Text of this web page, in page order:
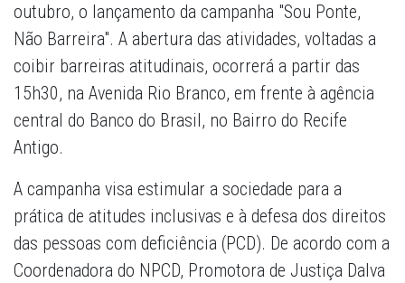
outubro, o lançamento da campanha "Sou Ponte,
Não Barreira". A abertura das atividades, voltadas a
coibir barreiras atitudinais, ocorrerá a partir das
15h30, na Avenida Rio Branco, em frente à agência
central do Banco do Brasil, no Bairro do Recife
Antigo.
A campanha visa estimular a sociedade para a
prática de atitudes inclusivas e à defesa dos direitos
das pessoas com deficiência (PCD). De acordo com a
Coordenadora do NPCD, Promotora de Justiça Dalva